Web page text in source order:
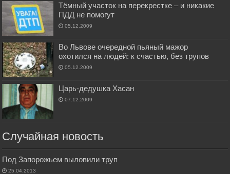
Тёмный участок на перекрестке – и никакие
ПДД не помогут
05.12.2009
Во Львове очередной пьяный мажор
охотился на людей: к счастью, без трупов
05.12.2009
Царь-дедушка Хасан
07.12.2009
Случайная новость
Под Запорожьем выловили труп
25.04.2013